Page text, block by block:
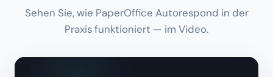
Sehen Sie, wie PaperOffice Autorespond in der
Praxis funktioniert — im Video.